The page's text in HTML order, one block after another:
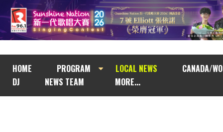
HOME PROGRAM LOCAL NEWS
CANADA/
DJ
NEWS TEAM MORE...